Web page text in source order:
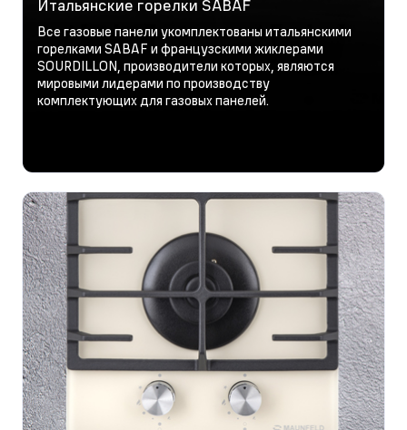
Итальянские горелки SABAF
Все газовые панели укомплектованы итальянскими
горелками SABAF и французскими жиклерами
SOURDILLON, производители которых, являются
мировыми лидерами по производству
комплектующих для газовых панелей.